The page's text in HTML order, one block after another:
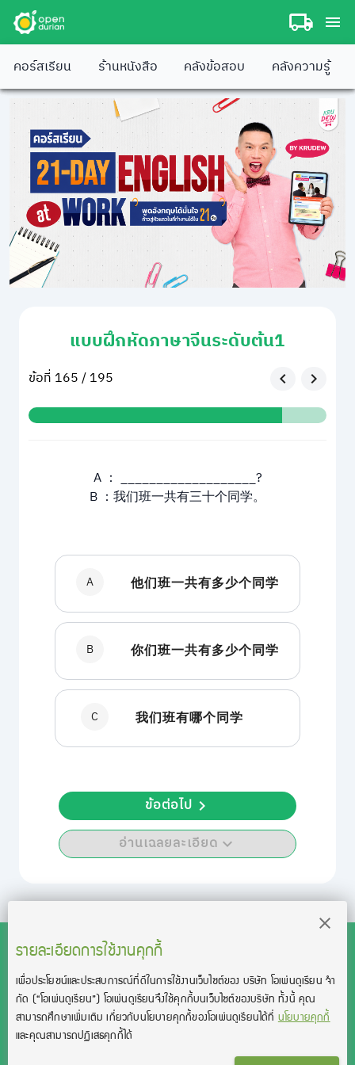
คอร์สเรียน ร้านหนังสือ คลังข้อสอบ คลังความรู้
แบบฝึกหัดภาษาจีนระดับต้น1
ข้อที่ 165 / 195
A ： ___________________?
B ：我们班一共有三十个同学。
A 他们班一共有多少个同学
B 你们班一共有多少个同学
C 我们班有哪个同学
อ่านเฉลยละเอียด
ข้อต่อไป
รายละเอียดการใช้งานคุกกี้
เพื่อประโยชน์และประสบการณ์ที่ดีในการใช้งานเว็บไซต์ของ บริษัท โอเพ่นดูเรียน จํา
กัด (“โอเพ่นดูเรียน”)โอเพ่นดูเรียนจึงใช้คุกกี้บนเว็บไซต์ของบริษัท ทั้งนี้ คุณ
สามารถศึกษาเพิ่มเติม เกี่ยวกับนโยบายคุกกี้ของโอเพ่นดูเรียนได้ที่นโยบายคุกกี้
และคุณสามารถปฏิเสธคุกกี้ได้
สงวนลิขสิทธิ์โดย บริษัท โอเพ่นดูเรียน จำกัด 2021 ©︎ OpenDurian
Co., Ltd.
TOEIC® and TOEFL® are registered trademarks of Educational Testing